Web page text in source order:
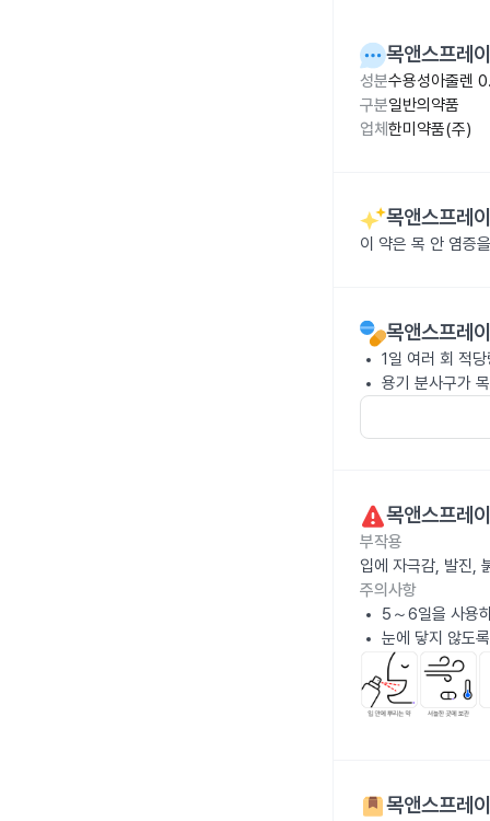
목앤스프레
성분수용성아줄렌
구분일반의약품
업체 한미약품(주)
목앤스프레
이 약은 목 안 염증
목앤스프레
1일 여러 회 적
용기 분사구가
목앤스프레
부작용
입에 자극감, 발진,
주의사항
5～6일을 사용
눈에 닿지 않도
목앤스프레